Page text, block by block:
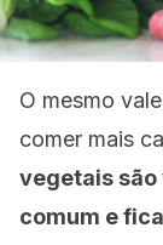
O mesmo
comer mais
vegetais são
comum e